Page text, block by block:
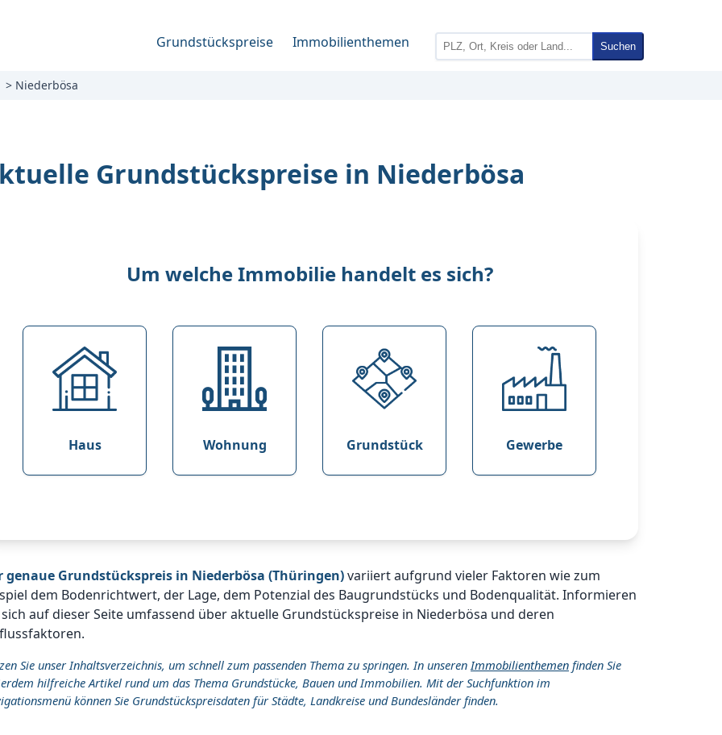
Grundstückspreise Immobilienthemen Suchen
Niederbösa
Grundstückspreise in Niederbösa
Um welche Immobilie handelt es sich?
Haus Wohnung Grundstück Gewerbe
genaue Grundstückspreis in Niederbösa (Thüringen)variiert aufgrund vieler Faktoren wie zum
dem Bodenrichtwert, der Lage, dem Potenzial des Baugrundstücks und Bodenqualität. Informieren
sich auf dieser Seite umfassend über aktuelle Grundstückspreise in Niederbösa und deren
Sie unser Inhaltsverzeichnis, um schnell zum passenden Thema zu springen. In unserenImmobilienthemen finden Sie
hilfreiche Artikel rund um das Thema Grundstücke, Bauen und Immobilien. Mit der Suchfunktion im
können Sie Grundstückspreisdaten für Städte, Landkreise und Bundesländer finden.